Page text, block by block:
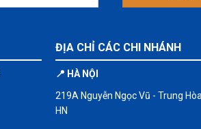
ĐỊA CHỈ CÁC CHI NHÁNH
📍 HÀ NỘI
219A Nguyễn Ngọc Vũ - Trung
HN